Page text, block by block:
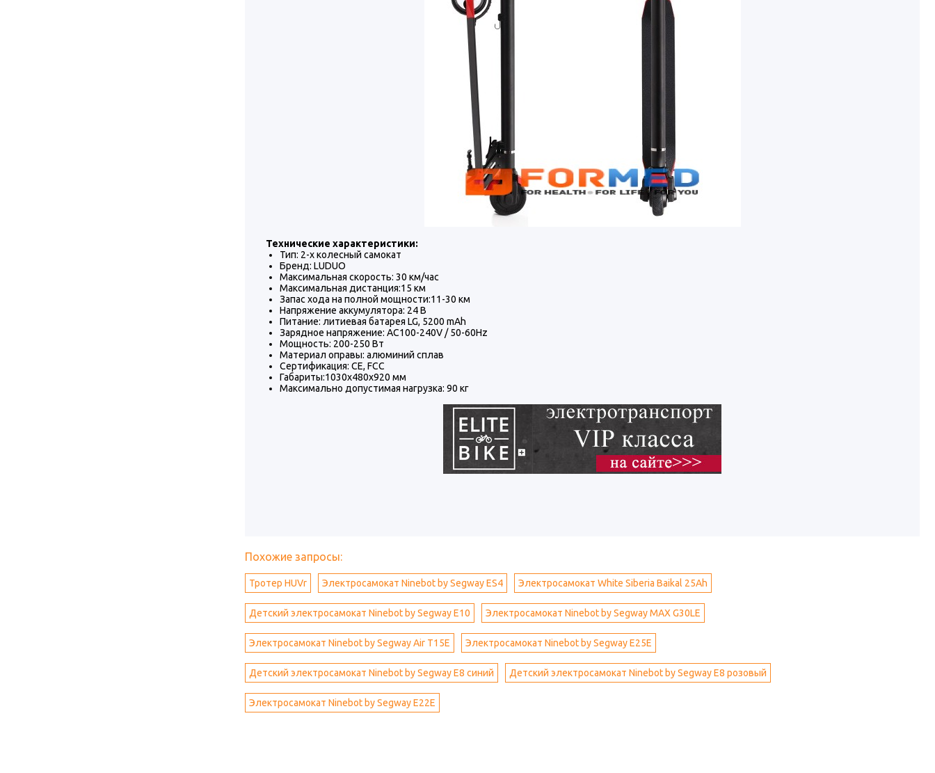
Технические характеристики:
Тип: 2-х колесный самокат
Бренд: LUDUO
Максимальная скорость: 30 км/час
Максимальная дистанция:15 км
Запас хода на полной мощности:11-30 км
Напряжение аккумулятора: 24 В
Питание: литиевая батарея LG, 5200 mAh
Зарядное напряжение: AC100-240V / 50-60Hz
Мощность: 200-250 Вт
Материал оправы: алюминий сплав
Сертификация: CE, FCC
Габариты:1030х480х920 мм
Максимально допустимая нагрузка: 90 кг
Похожие запросы:
Тротер HUVr Электросамокат Ninebot by Segway ES4 Электросамокат White Siberia Baikal 25Ah
Детский электросамокат Ninebot by Segway E10 Электросамокат Ninebot by Segway MAX G30LE
Электросамокат Ninebot by Segway Air T15E Электросамокат Ninebot by Segway E25E
Детский электросамокат Ninebot by Segway E8 синий Детский электросамокат Ninebot by Segway E8 розовый
Электросамокат Ninebot by Segway E22E